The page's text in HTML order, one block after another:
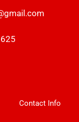
Contact Info